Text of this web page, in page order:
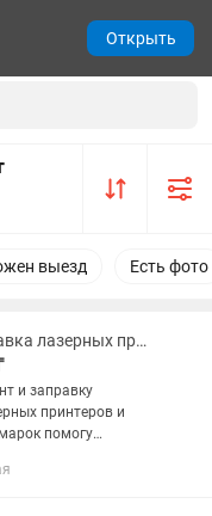
выезд Есть фото
Ремонт и заправка лазерных принтеров и МФУ Samsung, Canon, Hp, Xerox и т.д.
и заправку
принтеров и
помогу
не берет
Открыть